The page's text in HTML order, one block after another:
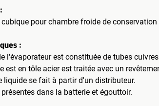
cubique pour chambre froide de
:
l'évaporateur est constituée de tubes
est en tôle acier est traitée avec un
liquide se fait à partir d'un distributeur.
dans la batterie et égouttoir.